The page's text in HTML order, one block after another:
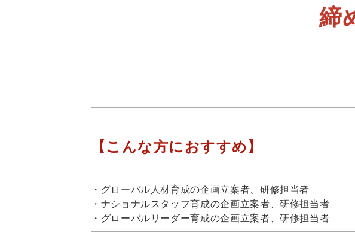
締
【こんな方におすすめ】
・グローバル人材育成の企画立案者、研修担当者
・ナショナルスタッフ育成の企画立案者、研修担当者
・グローバルリーダー育成の企画立案者、研修担当者